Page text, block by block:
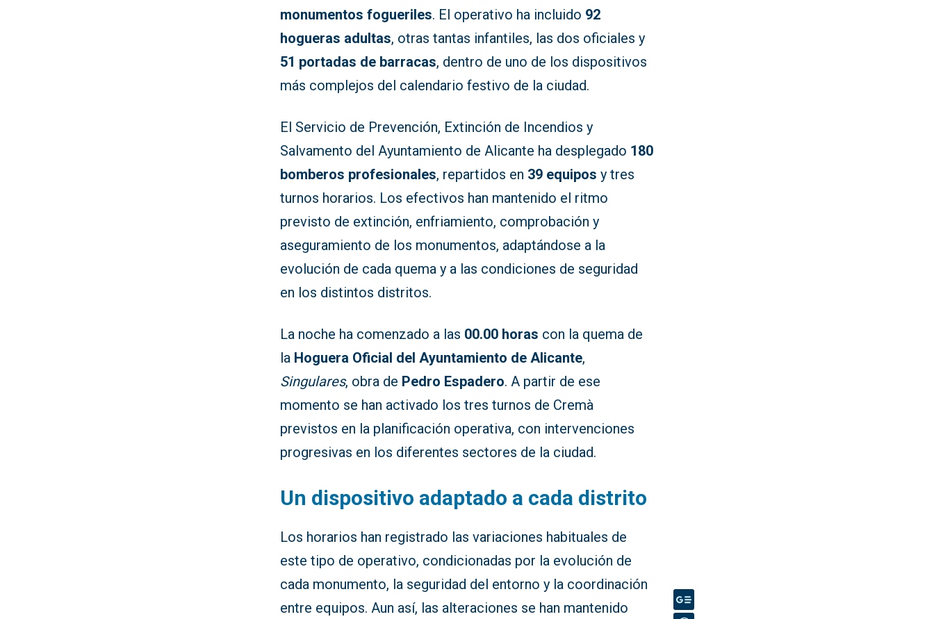
monumentos fogueriles. El operativo ha incluido 92
hogueras adultas, otras tantas infantiles, las dos oficiales y
51 portadas de barracas, dentro de uno de los dispositivos
más complejos del calendario festivo de la ciudad.
El Servicio de Prevención, Extinción de Incendios y
Salvamento del Ayuntamiento de Alicante ha desplegado 180
bomberos profesionales, repartidos en 39 equipos y tres
turnos horarios. Los efectivos han mantenido el ritmo
previsto de extinción, enfriamiento, comprobación y
aseguramiento de los monumentos, adaptándose a la
evolución de cada quema y a las condiciones de seguridad
en los distintos distritos.
La noche ha comenzado a las 00.00 horas con la quema de
la Hoguera Oficial del Ayuntamiento de Alicante,
Singulares, obra de Pedro Espadero. A partir de ese
momento se han activado los tres turnos de Cremà
previstos en la planificación operativa, con intervenciones
progresivas en los diferentes sectores de la ciudad.
Un dispositivo adaptado a cada distrito
Los horarios han registrado las variaciones habituales de
este tipo de operativo, condicionadas por la evolución de
cada monumento, la seguridad del entorno y la coordinación
entre equipos. Aun así, las alteraciones se han mantenido